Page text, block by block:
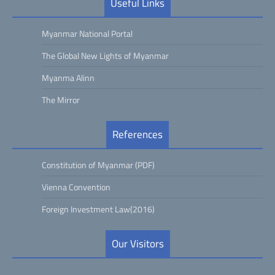
Myanmar National Portal
The Global New Lights of Myanmar
Myanma Alinn
The Mirror
References
Constitution of Myanmar (PDF)
Vienna Convention
Foreign Investment Law(2016)
Our Visitors